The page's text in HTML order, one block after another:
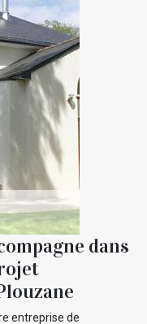
dans
entreprise de